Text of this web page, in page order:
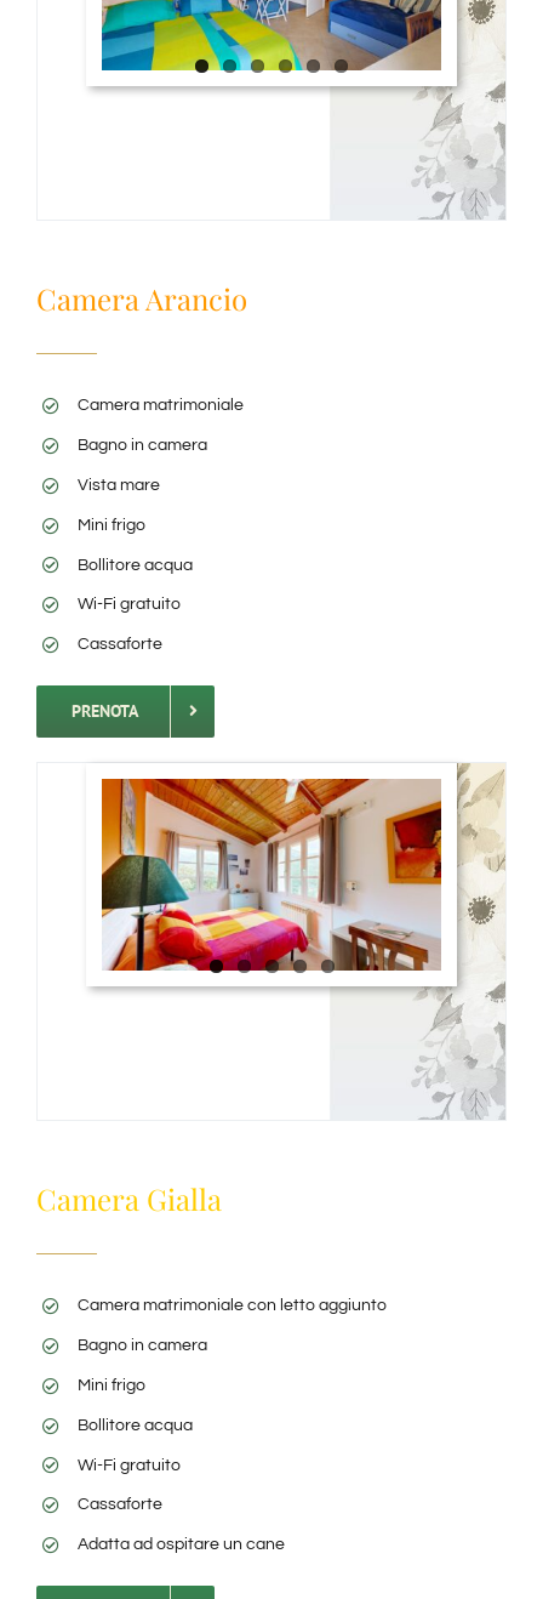
Camera Arancio
Camera matrimoniale
Bagno in camera
Vista mare
Mini frigo
Bollitore acqua
Wi-Fi gratuito
Cassaforte
PRENOTA
Camera Gialla
Camera matrimoniale con letto aggiunto
Bagno in camera
Mini frigo
Bollitore acqua
Wi-Fi gratuito
Cassaforte
Adatta ad ospitare un cane